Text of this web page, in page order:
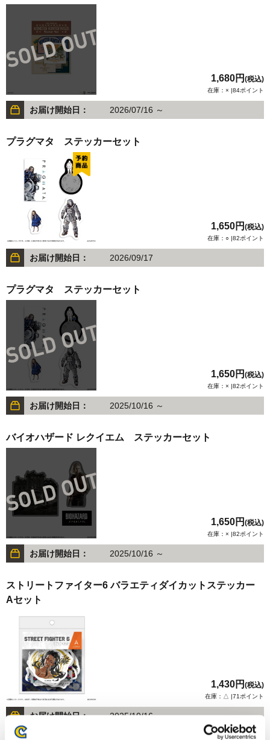
1,680円 (税込)
在庫：× |84ポイント
お届け開始日： 2026/07/16 ～
プラグマタ ステッカーセット
1,650円 (税込)
在庫：○ |82ポイント
お届け開始日： 2026/09/17
プラグマタ ステッカーセット
1,650円 (税込)
在庫：× |82ポイント
お届け開始日： 2025/10/16 ～
バイオハザード レクイエム ステッカーセット
1,650円 (税込)
在庫：× |82ポイント
お届け開始日： 2025/10/16 ～
ストリートファイター6 バラエティダイカットステッカー
Aセット
1,430円 (税込)
在庫：△ |71ポイント
お届け開始日： 2025/10/16 ～